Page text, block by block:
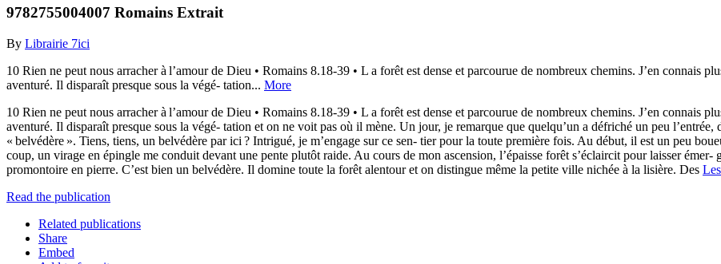
9782755004007 Romains Extrait
By Librairie 7ici
10 Rien ne peut nous arracher à l’amour de Dieu • Romains 8.18-39 • L a forêt est dense et parcourue de nombreux chemins. J’en connais
aventuré. Il disparaît presque sous la végé- tation... More
10 Rien ne peut nous arracher à l’amour de Dieu • Romains 8.18-39 • L a forêt est dense et parcourue de nombreux chemins. J’en connais
aventuré. Il disparaît presque sous la végé- tation et on ne voit pas où il mène. Un jour, je remarque que quelqu’un a défriché un peu
« belvédère ». Tiens, tiens, un belvédère par ici ? Intrigué, je m’engage sur ce sen- tier pour la toute première fois. Au début, il est un peu
coup, un virage en épingle me conduit devant une pente plutôt raide. Au cours de mon ascension, l’épaisse forêt s’éclaircit pour laisser
promontoire en pierre. C’est bien un belvédère. Il domine toute la forêt alentour et on distingue même la petite ville nichée à la lisière. Des
Read the publication
Related publications
Share
Embed